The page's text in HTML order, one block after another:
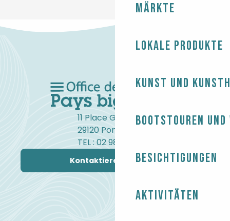
Märkte
Lokale Produkte
Kunst und
Bootstouren
Besichtigungen
Aktivitäten
11 Place Gambetta
29120 Pont-l'Abbé
TEL : 02 98 82 37 99
Kontaktieren Sie uns